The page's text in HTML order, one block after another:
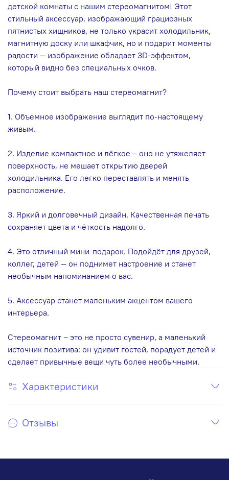
детской комнаты с нашим стереомагнитом! Этот
стильный аксессуар, изображающий грациозных
пятнистых хищников, не только украсит холодильник,
магнитную доску или шкафчик, но и подарит моменты
радости — изображение обладает 3D-эффектом,
который видно без специальных очков.
Почему стоит выбрать наш стереомагнит?
1. Объемное изображение выглядит по-настоящему
живым.
2. Изделие компактное и лёгкое – оно не утяжеляет
поверхность, не мешает открытию дверей
холодильника. Его легко переставлять и менять
расположение.
3. Яркий и долговечный дизайн. Качественная печать
сохраняет цвета и чёткость надолго.
4. Это отличный мини‑подарок. Подойдёт для друзей,
коллег, детей — он поднимет настроение и станет
необычным напоминанием о вас.
5. Аксессуар станет маленьким акцентом вашего
интерьера.
Стереомагнит – это не просто сувенир, а маленький
источник позитива: он удивит гостей, порадует детей и
сделает привычные вещи чуть более необычными.
Характеристики
Отзывы